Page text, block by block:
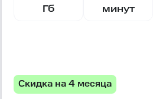
Гб минут
Скидка на 4 месяца